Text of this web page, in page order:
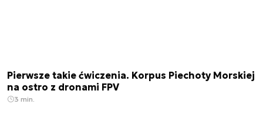
Pierwsze takie ćwiczenia. Korpus Piechoty Morskiej
na ostro z dronami FPV
3 min.